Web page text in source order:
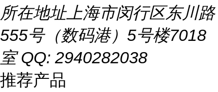
所在地址上海市闵行区东川路
555号（数码港）5号楼7018
室 QQ: 2940282038
推荐产品